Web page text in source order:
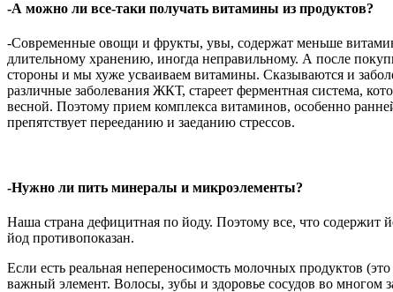
-А можно ли все-таки получать витамины из продуктов?
-Современные овощи и фрукты, увы, содержат меньше
длительному хранению, иногда неправильному. А после
стороны и мы хуже усваиваем витамины. Сказываются и
различные заболевания ЖКТ, стареет ферментная система,
весной. Поэтому прием комплекса витаминов, особенно
препятствует перееданию и заеданию стрессов.
-Нужно ли пить минералы и микроэлементы?
Наша страна дефицитная по йоду. Поэтому все, что содержит
йод противопоказан.
Если есть реальная непереносимость молочных продуктов
важный элемент. Волосы, зубы и здоровье сосудов во многом